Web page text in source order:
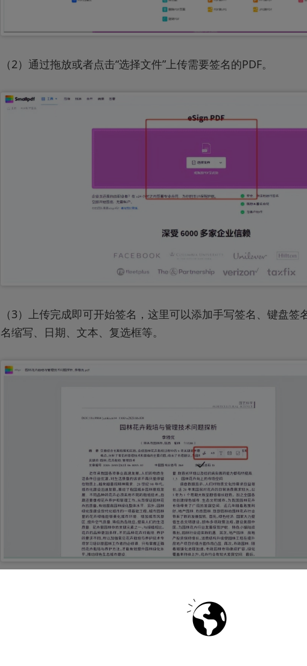
（2）通过拖放或者点击“选择文件”上传需要签名的PDF。
（3）上传完成即可开始签名，这里可以添加手写签名、键盘签
名缩写、日期、文本、复选框等。
UPDF相信大家也不陌生了，这是一款国产的PDF全能编辑软件